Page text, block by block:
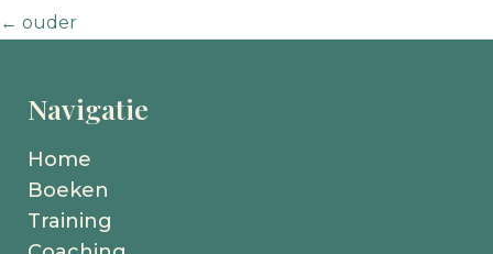
← ouder
Navigatie
Home
Boeken
Training